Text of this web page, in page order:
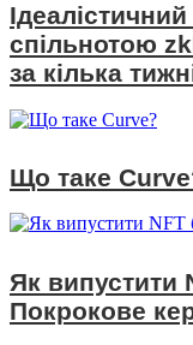
спільнотою
за кілька
Що таке
Як випустити
Покрокове